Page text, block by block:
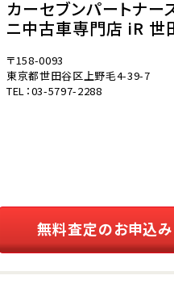
カーセブンパートナ
ニ中古車専門店 iR 世
〒158-0093
東京都世田谷区上野毛4-39-7
TEL：03-5797-2288
無料査定のお申込み